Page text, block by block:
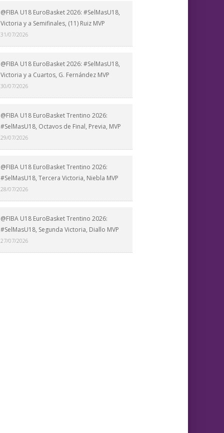
@FIBA U18 EuroBasket 2026: #SelMasU18,
Victoria y a Semifinales, (11) Ruiz MVP
31/07/2026
@FIBA U18 EuroBasket 2026: #SelMasU18,
Victoria y a Cuartos, G. Fernández MVP
30/07/2026
@FIBA U18 EuroBasket Trentino 2026:
#SelMasU18, Octavos de Final, Previa, MVP
29/07/2026
@FIBA U18 EuroBasket Trentino 2026:
#SelMasU18, Tercera Victoria, Niebla MVP
28/07/2026
@FIBA U18 EuroBasket Trentino 2026:
#SelMasU18, Segunda Victoria, Diallo MVP
27/07/2026